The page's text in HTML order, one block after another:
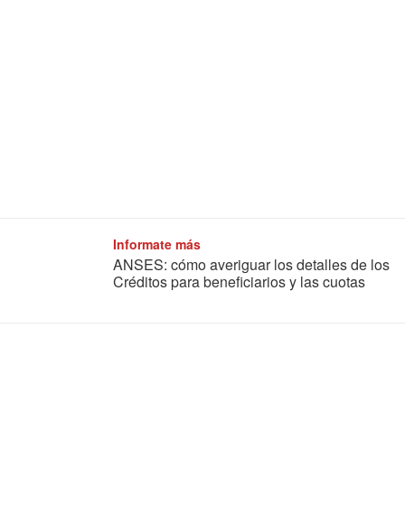
Informate más
ANSES: cómo averiguar los detalles de los
Créditos para beneficiarios y las cuotas